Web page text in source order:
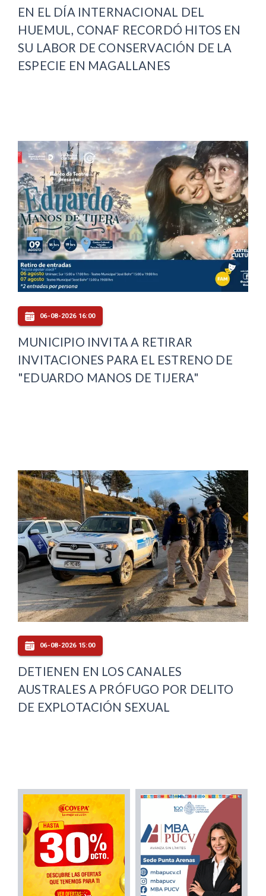
EN EL DÍA INTERNACIONAL DEL
HUEMUL, CONAF RECORDÓ HITOS EN
SU LABOR DE CONSERVACIÓN DE LA
ESPECIE EN MAGALLANES
06-08-2026 16:00
MUNICIPIO INVITA A RETIRAR
INVITACIONES PARA EL ESTRENO DE
"EDUARDO MANOS DE TIJERA"
06-08-2026 15:00
DETIENEN EN LOS CANALES
AUSTRALES A PRÓFUGO POR DELITO
DE EXPLOTACIÓN SEXUAL